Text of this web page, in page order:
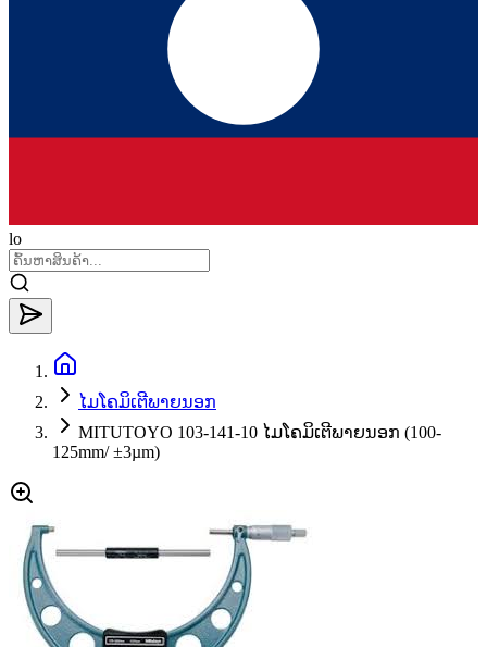
lo
ໄມໂຄມິເຕີພາຍນອກ
MITUTOYO 103-141-10 ໄມໂຄມິເຕີພາຍນອກ (100-
125mm/ ±3µm)